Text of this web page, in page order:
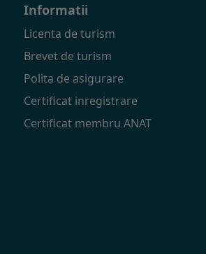
Informatii
Licenta de turism
Brevet de turism
Polita de asigurare
Certificat inregistrare
Certificat membru ANAT